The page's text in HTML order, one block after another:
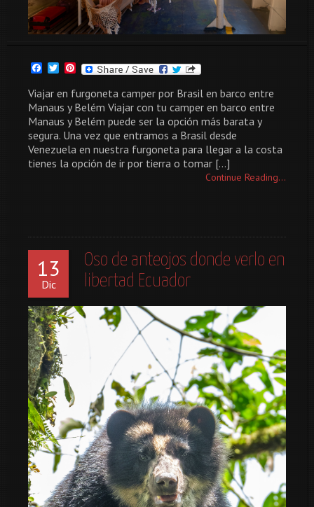
Facebook
TwitterPinterest
Viajar en furgoneta camper por Brasil en barco entre
Manaus y Belém Viajar con tu camper en barco entre
Manaus y Belém puede ser la opción más barata y
segura. Una vez que entramos a Brasil desde
Venezuela en nuestra furgoneta para llegar a la costa
tienes la opción de ir por tierra o tomar […]
Continue Reading...
13
Dic
Oso de anteojos donde verlo en
libertad Ecuador